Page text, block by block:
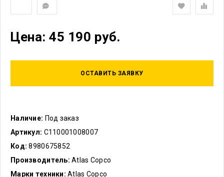
Наличие: Под заказ
Артикул: C110001008007
Код: 8980675852
Производитель: Atlas Copco
Марки техники: Atlas Copco
Цена: 45 190 руб.
ОСТАВИТЬ ЗАЯВКУ